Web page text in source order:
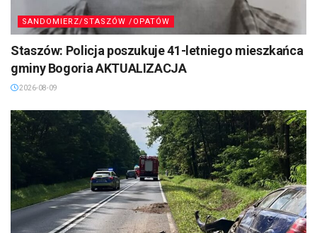
SANDOMIERZ/STASZÓW /OPATÓW
Staszów: Policja poszukuje 41-letniego mieszkańca
gminy Bogoria AKTUALIZACJA
2026-08-09